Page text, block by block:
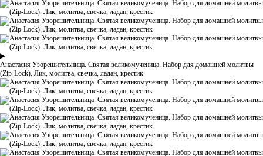
▶
Анастасия Узорешительница. Святая великомученица. Набор для домашней молитвы
(Zip-Lock). Лик, молитва, свечка, ладан, крестик